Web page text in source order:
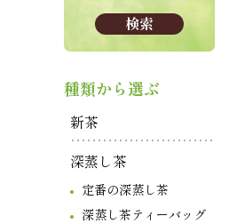
種類から選ぶ
新茶
深蒸し茶
定番の深蒸し茶
深蒸し茶ティーバッグ